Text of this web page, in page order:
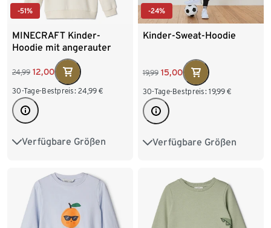
-51%
MINECRAFT Kinder-
Hoodie mit angerauter
24,99 12,00
30-Tage-Bestpreis: 24,99 €
Verfügbare Größen
122/128 134/140
170/176
-24%
Kinder-Sweat-Hoodie
19,99 15,00
30-Tage-Bestpreis: 19,99 €
Verfügbare Größen
110/116 122/128
158/164